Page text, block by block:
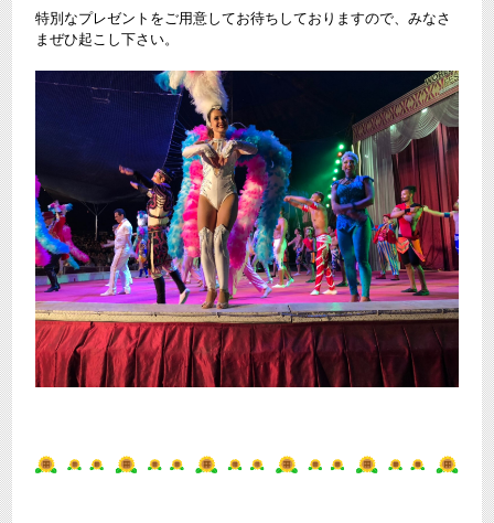
特別なプレゼントをご用意してお待ちしておりますので、みなさ
まぜひ起こし下さい。